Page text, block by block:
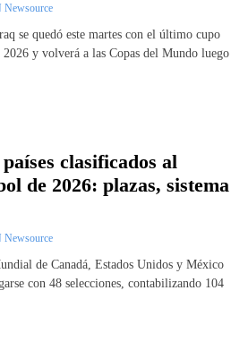
Newsource
se quedó este martes con el último cupo
y volverá a las Copas del Mundo luego
clasificados al
de 2026: plazas, sistema
Newsource
de Canadá, Estados Unidos y México
con 48 selecciones, contabilizando 104